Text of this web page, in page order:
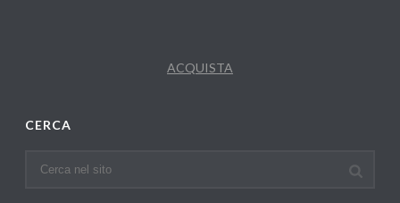
ACQUISTA
CERCA